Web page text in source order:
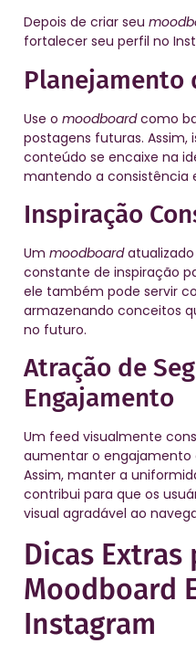
Depois de criar seu
fortalecer seu perfil no
Planejamento
Use o moodboardcomo
postagens futuras. Assim,
conteúdo se encaixe na
mantendo a consistência
Inspiração
Um moodboard
constante de inspiração
ele também pode servir
armazenando conceitos
no futuro.
Atração de
Engajamento
Um feed visualmente
aumentar o engajamento
Assim, manter a
contribui para que os
visual agradável ao
Dicas Extras
Moodboard
Instagram